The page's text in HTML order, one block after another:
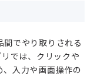
間でやり取りされる
リでは、クリックや
入力や画面操作の